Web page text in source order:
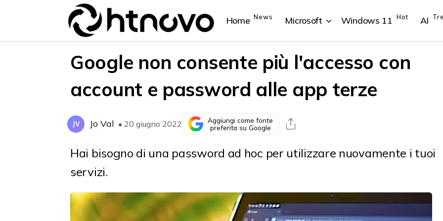
Home News Microsoft
{{POSTS[0].LABEL}} {{POSTS[1].LABEL}} {{POSTS[2].LABEL}}
Windows 11 Hot AI
{{POSTS[0].LABEL}} {{POSTS[1].LABEL}} {{POSTS[2].LABEL}}
Google non consente più l'accesso con
account e password alle app terze
JV Jo Val • 20 giugno 2022
Aggiungi come fonte
preferita su Google
Hai bisogno di una password ad hoc per utilizzare nuovamente i tuoi
servizi.